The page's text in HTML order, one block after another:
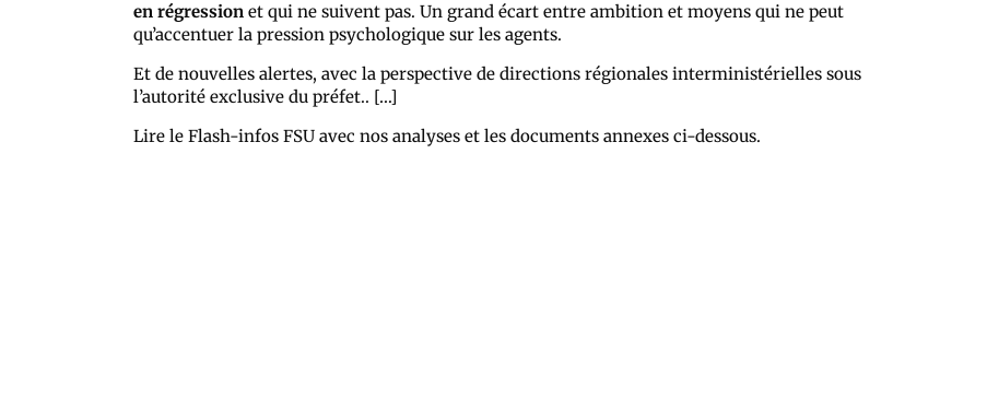
en régression et qui ne suivent pas. Un grand écart entre ambition et moyens qui ne peut
qu’accentuer la pression psychologique sur les agents.
Et de nouvelles alertes, avec la perspective de directions régionales interministérielles sous
l’autorité exclusive du préfet.. […]
Lire le Flash-infos FSU avec nos analyses et les documents annexes ci-dessous.